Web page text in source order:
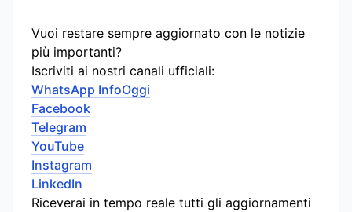
Vuoi restare sempre aggiornato con le notizie
più importanti?
Iscriviti ai nostri canali ufficiali:
WhatsApp InfoOggi
Facebook
Telegram
YouTube
Instagram
LinkedIn
Riceverai in tempo reale tutti gli aggiornamenti